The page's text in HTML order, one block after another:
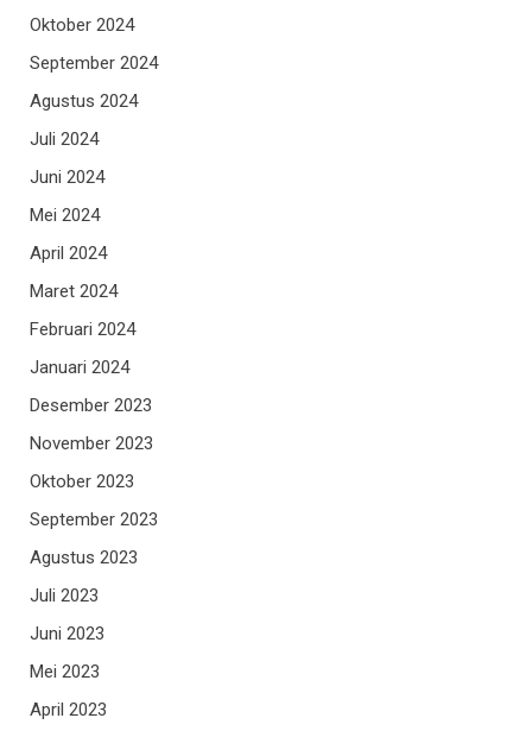
Oktober 2024
September 2024
Agustus 2024
Juli 2024
Juni 2024
Mei 2024
April 2024
Maret 2024
Februari 2024
Januari 2024
Desember 2023
November 2023
Oktober 2023
September 2023
Agustus 2023
Juli 2023
Juni 2023
Mei 2023
April 2023